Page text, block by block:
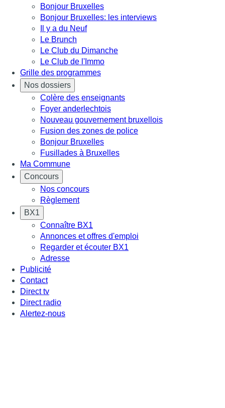
Bonjour Bruxelles
Bonjour Bruxelles: les interviews
Il y a du Neuf
Le Brunch
Le Club du Dimanche
Le Club de l'Immo
Grille des programmes
Nos dossiers
Colère des enseignants
Foyer anderlechtois
Nouveau gouvernement bruxellois
Fusion des zones de police
Bonjour Bruxelles
Fusillades à Bruxelles
Ma Commune
Concours
Nos concours
Règlement
BX1
Connaître BX1
Annonces et offres d'emploi
Regarder et écouter BX1
Adresse
Publicité
Contact
Direct tv
Direct radio
Alertez-nous